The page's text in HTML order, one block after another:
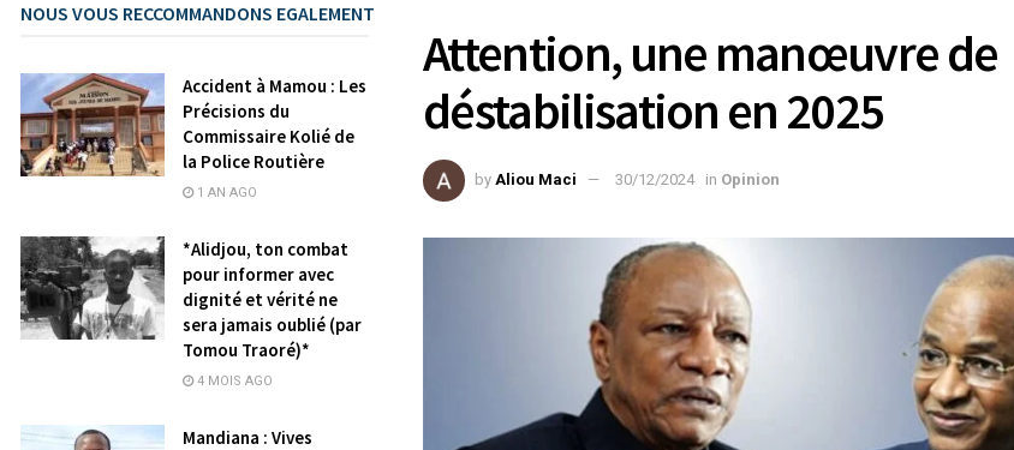
Attention, une manœuvre de
déstabilisation en 2025
by Aliou Maci 30/12/2024 in Opinion
NOUS VOUS RECCOMMANDONS EGALEMENT
Accident à Mamou : Les
Précisions du
Commissaire Kolié de
la Police Routière
1 AN AGO
*Alidjou, ton combat
pour informer avec
dignité et vérité ne
sera jamais oublié (par
Tomou Traoré)*
4 MOIS AGO
Mandiana : Vives